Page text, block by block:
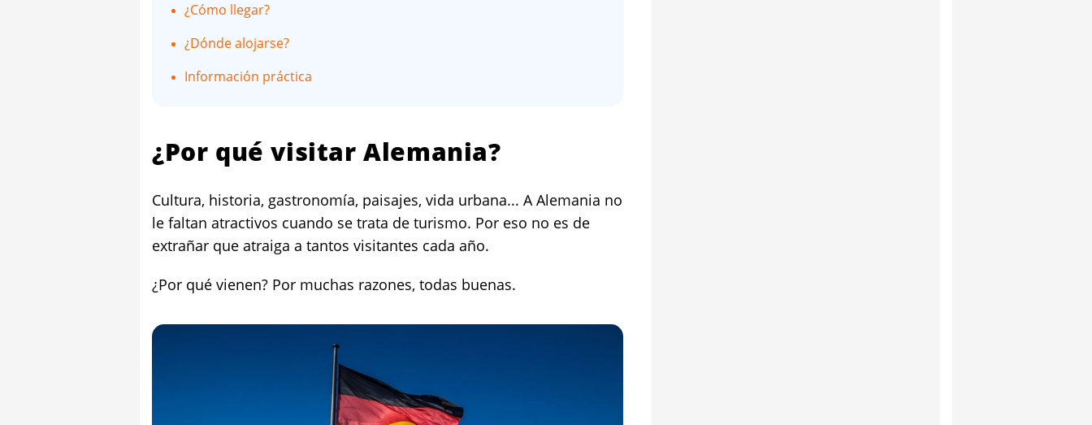
¿Cómo llegar?
¿Dónde alojarse?
Información práctica
¿Por qué visitar Alemania?
Cultura, historia, gastronomía, paisajes, vida urbana... A Alemania no
le faltan atractivos cuando se trata de turismo. Por eso no es de
extrañar que atraiga a tantos visitantes cada año.
¿Por qué vienen? Por muchas razones, todas buenas.